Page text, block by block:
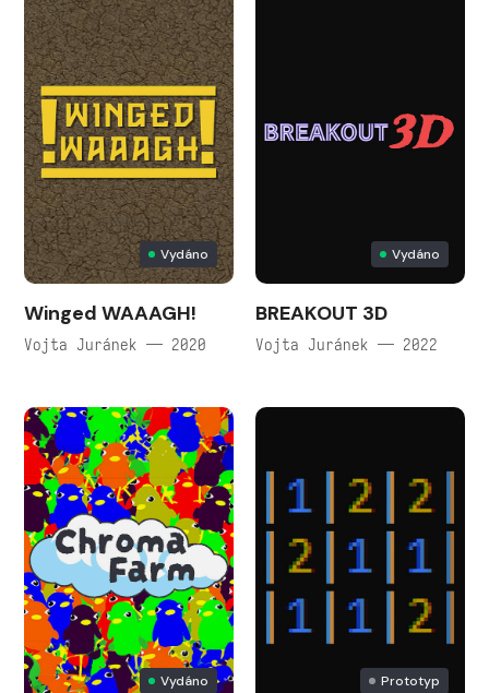
Vydáno
Winged WAAAGH!
Vojta Juránek — 2020
Vydáno
BREAKOUT 3D
Vojta Juránek — 2022
Vydáno Prototyp